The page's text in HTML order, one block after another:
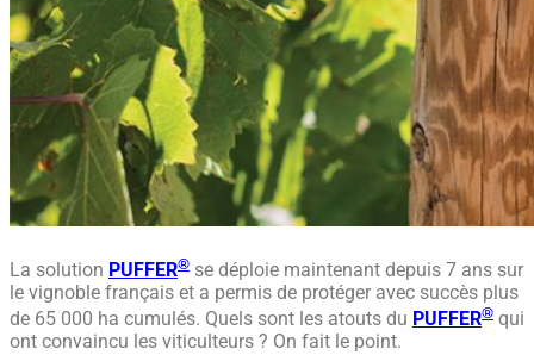
La solution PUFFER® se déploie maintenant depuis 7 ans sur
le vignoble français et a permis de protéger avec succès plus
de 65 000 ha cumulés. Quels sont les atouts du PUFFER® qui
ont convaincu les viticulteurs ? On fait le point.